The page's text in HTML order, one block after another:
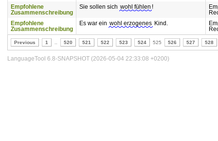
Empfohlene
Zusammenschreibung
Sie sollen sich wohl fühlen !
Empfohlene
Zusammenschreibung
Es war ein wohl erzogenes Kind.
Previous 1 520 521 522 523 524 525 526 527 528
LanguageTool 6.8-SNAPSHOT (2026-05-04 22:33:08 +0200)